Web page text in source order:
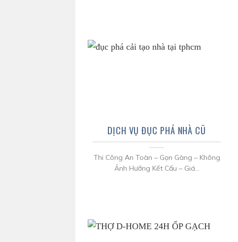
DỊCH VỤ ĐỤC PHÁ NHÀ CŨ
Thi Công An Toàn – Gọn Gàng – Không
Ảnh Hưởng Kết Cấu – Giá...